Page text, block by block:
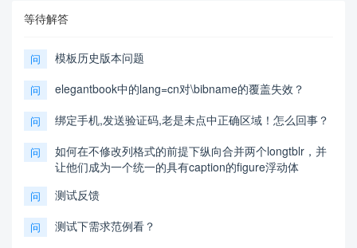
    \end{letter}
    Here are simulation programmes we used in our
    \textbf{\textcolor[rgb]{0.98,0.00,0.00}{Input
matlab source:}}
    \section{Second appendix}
    some more text \textcolor[rgb]{0.98,0.00,0.0
0}{\textbf{Input C++ source:}}
\end{appendices}
\AImatter
等待解答
问 模板历史版本问题
问 elegantbook中的lang=cn对\bibname的覆盖失效？
问 绑定手机,发送验证码,老是未点中正确区域！怎么回事？
问
如何在不修改列格式的前提下纵向合并两个longtblr，并
让他们成为一个统一的具有caption的figure浮动体
问 测试反馈
问 测试下需求范例看？